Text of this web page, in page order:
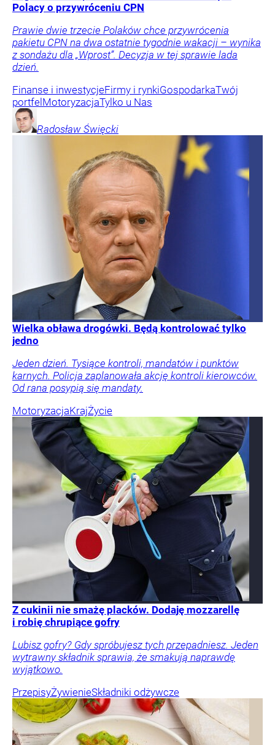
Polacy o przywróceniu CPN
Prawie dwie trzecie Polaków chce przywrócenia
pakietu CPN na dwa ostatnie tygodnie wakacji – wynika
z sondażu dla „Wprost”. Decyzja w tej sprawie lada
dzień.
Finanse i inwestycjeFirmy i rynkiGospodarkaTwój
portfel MotoryzacjaTylko u Nas
Radosław Święcki
Wielka obława drogówki. Będą kontrolować tylko
jedno
Jeden dzień. Tysiące kontroli, mandatów i punktów
karnych. Policja zaplanowała akcję kontroli kierowców.
Od rana posypią się mandaty.
MotoryzacjaKrajŻycie
Z cukinii nie smażę placków. Dodaję mozzarellę
i robię chrupiące gofry
Lubisz gofry? Gdy spróbujesz tych przepadniesz. Jeden
wytrawny składnik sprawia, że smakują naprawdę
wyjątkowo.
PrzepisyŻywienieSkładniki odżywcze